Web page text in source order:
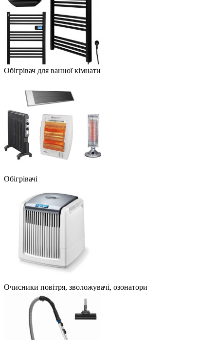
Обігрівач для ванної кімнати
Обігрівачі
Очисники повітря, зволожувачі, озонатори